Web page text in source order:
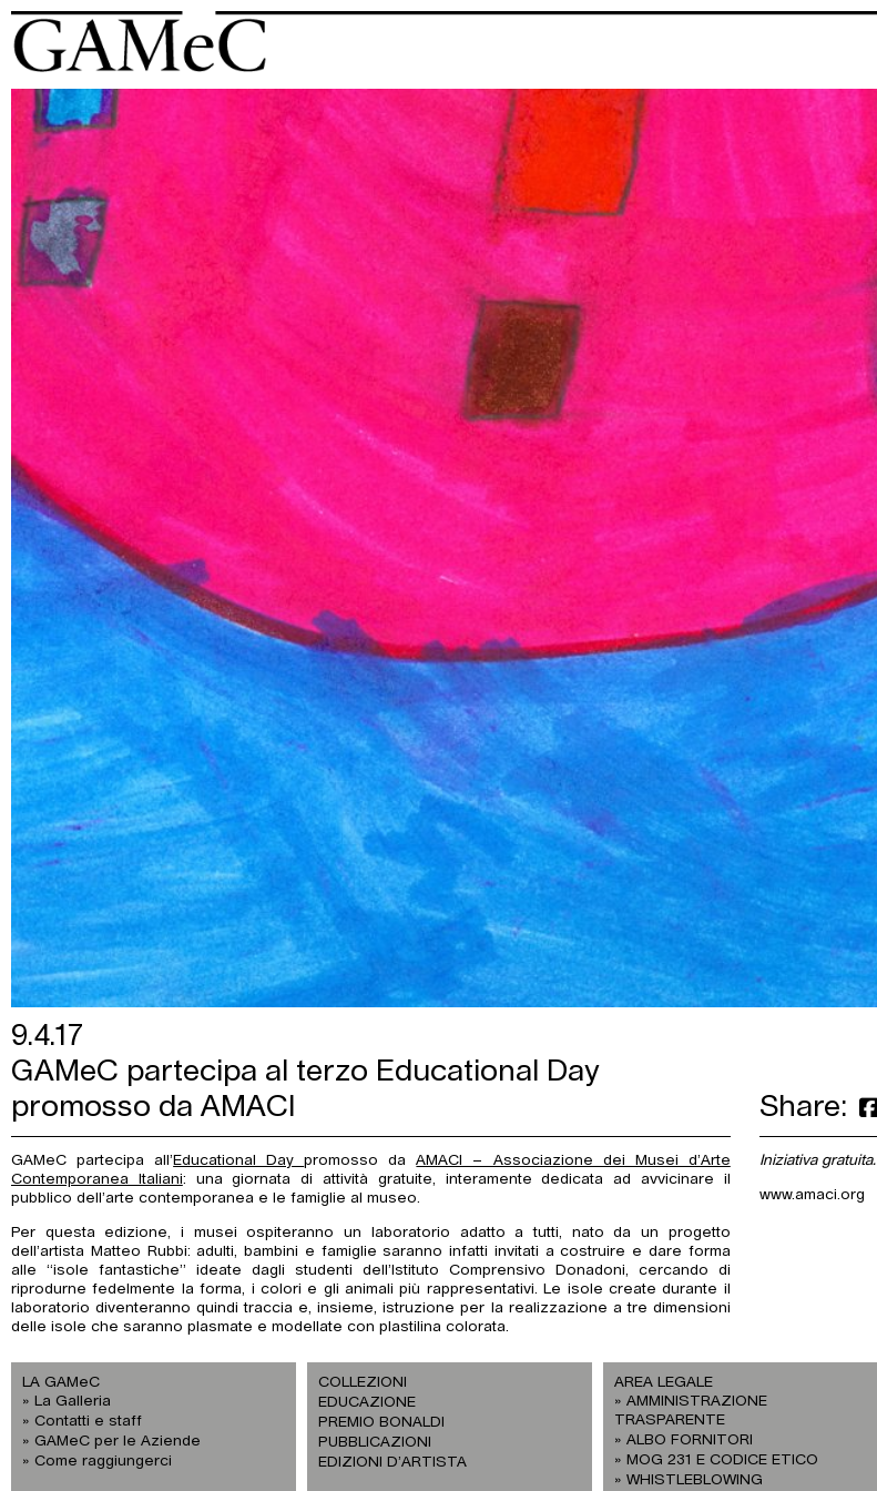
9.4.17
GAMeC partecipa al terzo Educational Day
promosso da AMACI
Share:
GAMeC partecipa all’ Educational Daypromosso daAMACI – Associazione dei Musei d’Arte
Contemporanea Italiani: una giornata di attività gratuite, interamente dedicata ad avvicinare il
pubblico dell’arte contemporanea e le famiglie al museo.
Per questa edizione, i musei ospiteranno un laboratorio adatto a tutti, nato da un progetto
dell’artista Matteo Rubbi: adulti, bambini e famiglie saranno infatti invitati a costruire e dare forma
alle “isole fantastiche” ideate dagli studenti dell’Istituto Comprensivo Donadoni, cercando di
riprodurne fedelmente la forma, i colori e gli animali più rappresentativi. Le isole create durante il
laboratorio diventeranno quindi traccia e, insieme, istruzione per la realizzazione a tre dimensioni
delle isole che saranno plasmate e modellate con plastilina colorata.
Iniziativa gratuita.
www.amaci.org
LA GAMeC
La Galleria
Contatti e staff
GAMeC per le Aziende
Come raggiungerci
COLLEZIONI
EDUCAZIONE
PREMIO BONALDI
PUBBLICAZIONI
EDIZIONI D’ARTISTA
AREA LEGALE
AMMINISTRAZIONE
TRASPARENTE
ALBO FORNITORI
MOG 231 E CODICE ETICO
WHISTLEBLOWING